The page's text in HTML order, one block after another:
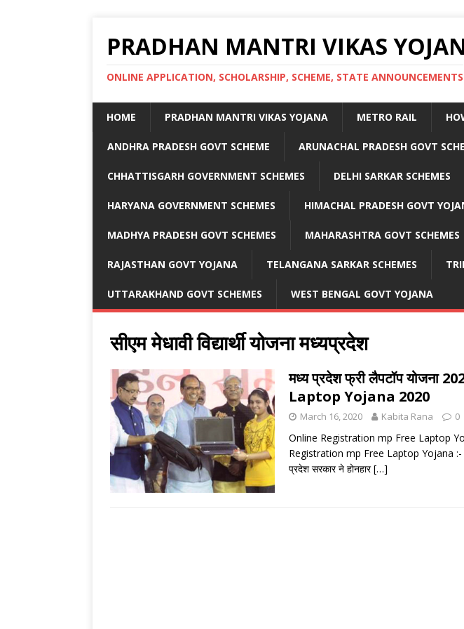
PRADHAN MANTRI VIKAS
ONLINE APPLICATION, SCHOLARSHIP, SCHEME, STATE ANNOUNCEMENTS
HOME PRADHAN MANTRI VIKAS YOJANA METRO RAIL
ANDHRA PRADESH GOVT SCHEME ARUNACHAL PRADESH GOVT
CHHATTISGARH GOVERNMENT SCHEMES DELHI SARKAR SCHEMES
HARYANA GOVERNMENT SCHEMES HIMACHAL PRADESH GOVT
MADHYA PRADESH GOVT SCHEMES MAHARASHTRA GOVT SCHEMES
RAJASTHAN GOVT YOJANA TELANGANA SARKAR SCHEMES
UTTARAKHAND GOVT SCHEMES WEST BENGAL GOVT YOJANA
सीएम मेधावी विद्यार्थी योजना मध्यप्रदेश
मध्य प्रदेश फ्री लैपटॉप योजना
Laptop Yojana 2020
March 16, 2020 Kabita Rana 0
Online Registration mp Free Laptop
Registration mp Free Laptop Yojana :-
प्रदेश सरकार ने होनहार[…]